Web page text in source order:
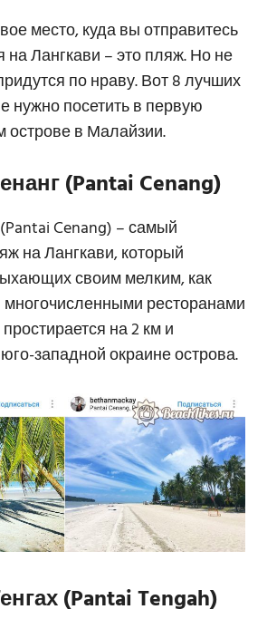
место, куда вы отправитесь
на Лангкави – это пляж. Но не
по нраву. Вот 8 лучших
нужно посетить в первую
острове в Малайзии.
(Pantai Cenang)
Cenang) – самый
на Лангкави, который
своим мелким, как
многочисленными ресторанами
на 2 км и
западной окраине острова.
(Pantai Tengah)